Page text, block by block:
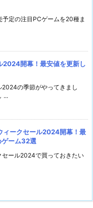
定の注目PCゲームを20種ま
2024開幕！最安値を更新し
の季節がやってきまし
...
ィークセール2024開幕！最
ゲーム32選
ール2024で買っておきたい